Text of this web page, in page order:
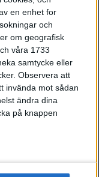
en enhet for
och
om geografisk
våra 1733
samtycke eller
Observera att
invända mot sådan
ändra dina
på knappen